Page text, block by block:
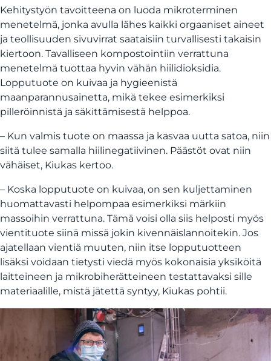
Kehitystyön tavoitteena on luoda mikroterminen
menetelmä, jonka avulla lähes kaikki orgaaniset aineet
ja teollisuuden sivuvirrat saataisiin turvallisesti takaisin
kiertoon. Tavalliseen kompostointiin verrattuna
menetelmä tuottaa hyvin vähän hiilidioksidia.
Lopputuote on kuivaa ja hygieenistä
maanparannusainetta, mikä tekee esimerkiksi
pilleröinnistä ja säkittämisestä helppoa.
– Kun valmis tuote on maassa ja kasvaa uutta satoa, niin
siitä tulee samalla hiilinegatiivinen. Päästöt ovat niin
vähäiset, Kiukas kertoo.
– Koska lopputuote on kuivaa, on sen kuljettaminen
huomattavasti helpompaa esimerkiksi märkiin
massoihin verrattuna. Tämä voisi olla siis helposti myös
vientituote siinä missä jokin kivennäislannoitekin. Jos
ajatellaan vientiä muuten, niin itse lopputuotteen
lisäksi voidaan tietysti viedä myös kokonaisia yksiköitä
laitteineen ja mikrobiherätteineen testattavaksi sille
materiaalille, mistä jätettä syntyy, Kiukas pohtii.